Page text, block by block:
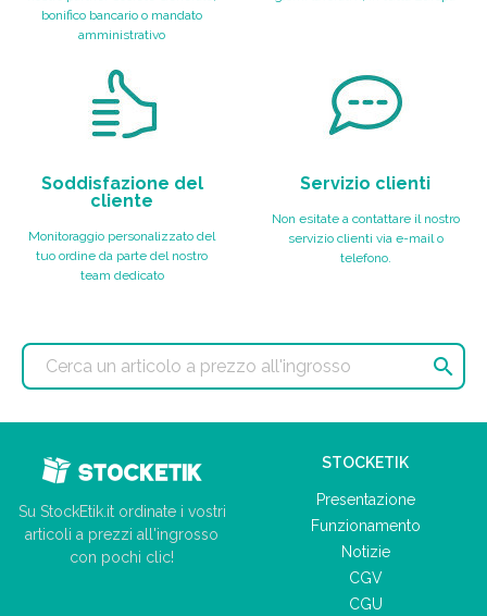
bonifico bancario o mandato
amministrativo
Soddisfazione del
cliente
Monitoraggio personalizzato del
tuo ordine da parte del nostro
team dedicato
Servizio clienti
Non esitate a contattare il nostro
servizio clienti via e-mail o
telefono.

Su StockEtik.it ordinate i vostri
articoli a prezzi all'ingrosso
con pochi clic!
STOCKETIK
Presentazione
Funzionamento
Notizie
CGV
CGU